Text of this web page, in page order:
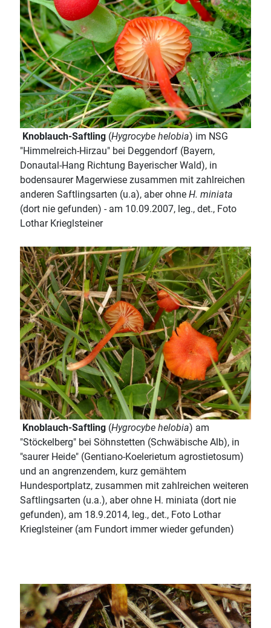
Knoblauch-Saftling (Hygrocybe helobia) im NSG
"Himmelreich-Hirzau" bei Deggendorf (Bayern,
Donautal-Hang Richtung Bayerischer Wald), in
bodensaurer Magerwiese zusammen mit zahlreichen
anderen Saftlingsarten (u.a), aber ohne H. miniata
(dort nie gefunden) - am 10.09.2007, leg., det., Foto
Lothar Krieglsteiner
Knoblauch-Saftling (Hygrocybe helobia) am
"Stöckelberg" bei Söhnstetten (Schwäbische Alb), in
"saurer Heide" (Gentiano-Koelerietum agrostietosum)
und an angrenzendem, kurz gemähtem
Hundesportplatz, zusammen mit zahlreichen weiteren
Saftlingsarten (u.a.), aber ohne H. miniata (dort nie
gefunden), am 18.9.2014, leg., det., Foto Lothar
Krieglsteiner (am Fundort immer wieder gefunden)